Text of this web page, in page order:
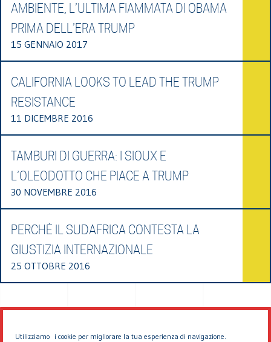
Utilizziamo i cookie per migliorare la tua esperienza di navigazione.
AMBIENTE, L’ULTIMA FIAMMATA DI OBAMA
PRIMA DELL’ERA TRUMP
15 GENNAIO 2017
CALIFORNIA LOOKS TO LEAD THE TRUMP
RESISTANCE
11 DICEMBRE 2016
TAMBURI DI GUERRA: I SIOUX E
L’OLEODOTTO CHE PIACE A TRUMP
30 NOVEMBRE 2016
PERCHÈ IL SUDAFRICA CONTESTA LA
GIUSTIZIA INTERNAZIONALE
25 OTTOBRE 2016